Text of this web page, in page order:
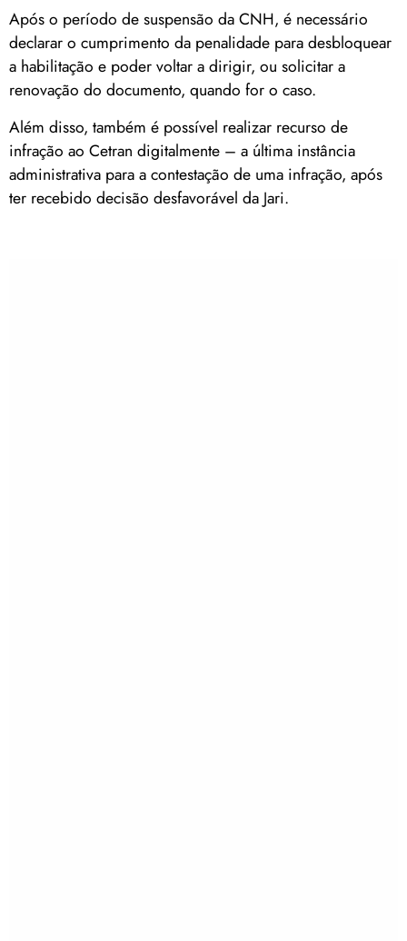
Após o período de suspensão da CNH, é necessário
declarar o cumprimento da penalidade para desbloquear
a habilitação e poder voltar a dirigir, ou solicitar a
renovação do documento, quando for o caso.
Além disso, também é possível realizar recurso de
infração ao Cetran digitalmente – a última instância
administrativa para a contestação de uma infração, após
ter recebido decisão desfavorável da Jari.